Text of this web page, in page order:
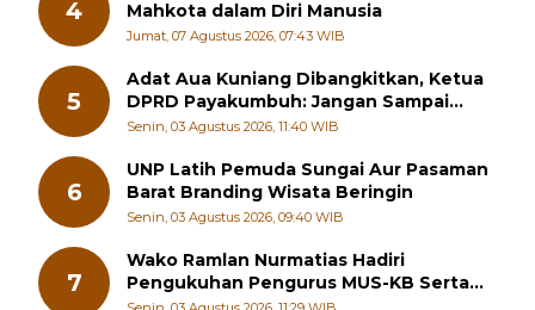
Jumat, 07 Agustus 2026, 07:43 WIB
5
Adat Aua Kuniang Dibangkitkan, Ketua
DPRD Payakumbuh: Jangan Sampai
Generasi Muda Hilang Jati Diri
Senin, 03 Agustus 2026, 11:40 WIB
6
UNP Latih Pemuda Sungai Aur Pasaman
Barat Branding Wisata Beringin
Senin, 03 Agustus 2026, 09:40 WIB
7
Wako Ramlan Nurmatias Hadiri
Pengukuhan Pengurus MUS-KB Serta
LMKB Periode 2026-2031,
Senin, 03 Agustus 2026, 11:29 WIB